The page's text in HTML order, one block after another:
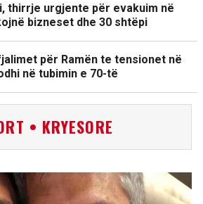
thirrje urgjente për evakuim në
bizneset dhe 30 shtëpi
për Ramën te tensionet në
në tubimin e 70-të
• KRYESORE